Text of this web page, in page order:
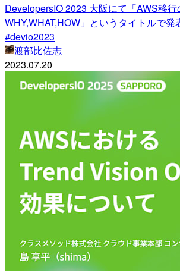
DevelopersIO 2023 大阪にて「AWS移行
WHY,WHAT,HOW」というタイトルで発
#devio2023
渡部比佐志
2023.07.20